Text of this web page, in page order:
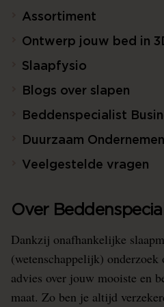
Assortiment
Ontwerp jouw bed in
Slaapfysio
Blogs over slapen
Beddenspecialist
Duurzaam Ondernemen
Veelgestelde vragen
Over
Dankzij onafhankelijke
(wetenschappelijk)
advies over jouw mooiste en
maat. Zo ben je altijd